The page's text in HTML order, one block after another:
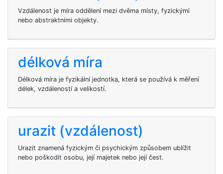
Vzdálenost je míra oddělení mezi dvěma místy, fyzickými
nebo abstraktními objekty.
délková míra
Délková míra je fyzikální jednotka, která se používá k měření
délek, vzdáleností a velikostí.
urazit (vzdálenost)
Urazit znamená fyzickým či psychickým způsobem ublížit
nebo poškodit osobu, její majetek nebo její čest.